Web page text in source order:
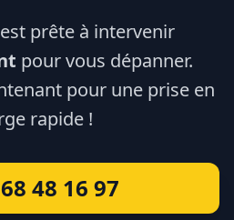
prête à intervenir
pour vous dépanner.
pour une prise en
rapide !
48 16 97